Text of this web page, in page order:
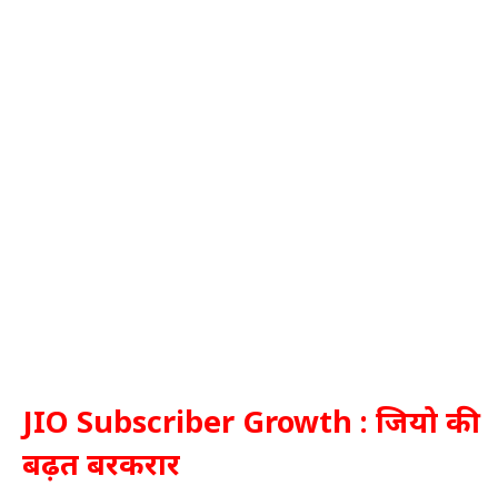
JIO Subscriber Growth : जियो की
बढ़त बरकरार